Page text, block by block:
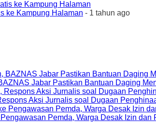
ke Kampung Halaman - 1 tahun ago
Jabar Pastikan Bantuan Daging
Aksi Jurnalis soal Dugaan
Pemda, Warga Desak Izin